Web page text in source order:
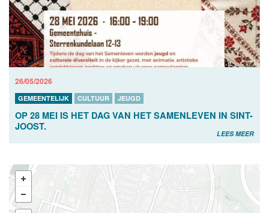
26/05/2026
GEMEENTELIJK CULTUUR JEUGD
OP 28 MEI IS HET DAG VAN HET SAMENLEVEN IN SINT-
JOOST.
LEES MEER